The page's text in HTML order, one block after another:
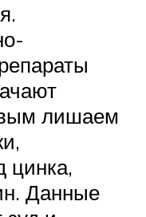
лишаем
цинка,
Данные